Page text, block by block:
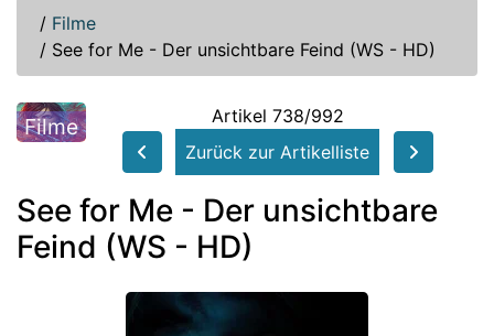
/ Filme
/ See for Me - Der unsichtbare Feind (WS - HD)
Filme
Artikel 738/992
Zurück zur Artikelliste
See for Me - Der unsichtbare
Feind (WS - HD)